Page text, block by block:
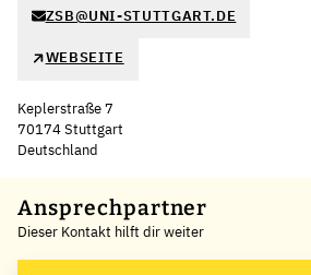
ZSB@UNI-STUTTGART.DE
WEBSEITE
Keplerstraße 7
70174 Stuttgart
Deutschland
+
−
Ansprechpartner
Dieser Kontakt hilft dir weiter